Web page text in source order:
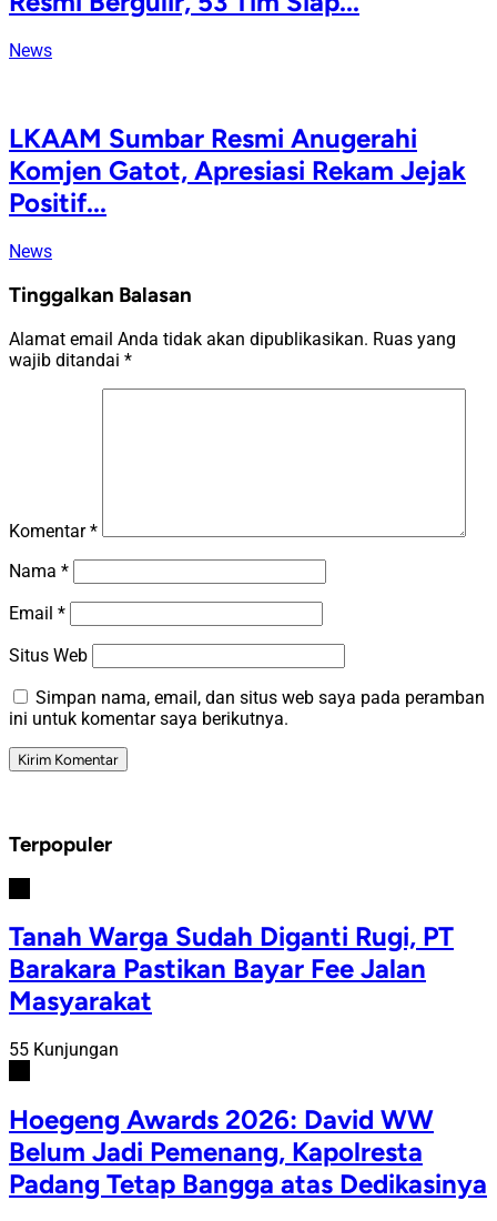
News
LKAAM Sumbar Resmi Anugerahi
Komjen Gatot, Apresiasi Rekam Jejak
Positif...
News
Tinggalkan Balasan
Alamat email Anda tidak akan dipublikasikan. Ruas yang
wajib ditandai *
Komentar*
Nama *
Email *
Situs Web
Simpan nama, email, dan situs web saya pada peramban
ini untuk komentar saya berikutnya.
Terpopuler
Tanah Warga Sudah Diganti Rugi, PT
Barakara Pastikan Bayar Fee Jalan
Masyarakat
55 Kunjungan
Hoegeng Awards 2026: David WW
Belum Jadi Pemenang, Kapolresta
Padang Tetap Bangga atas Dedikasinya